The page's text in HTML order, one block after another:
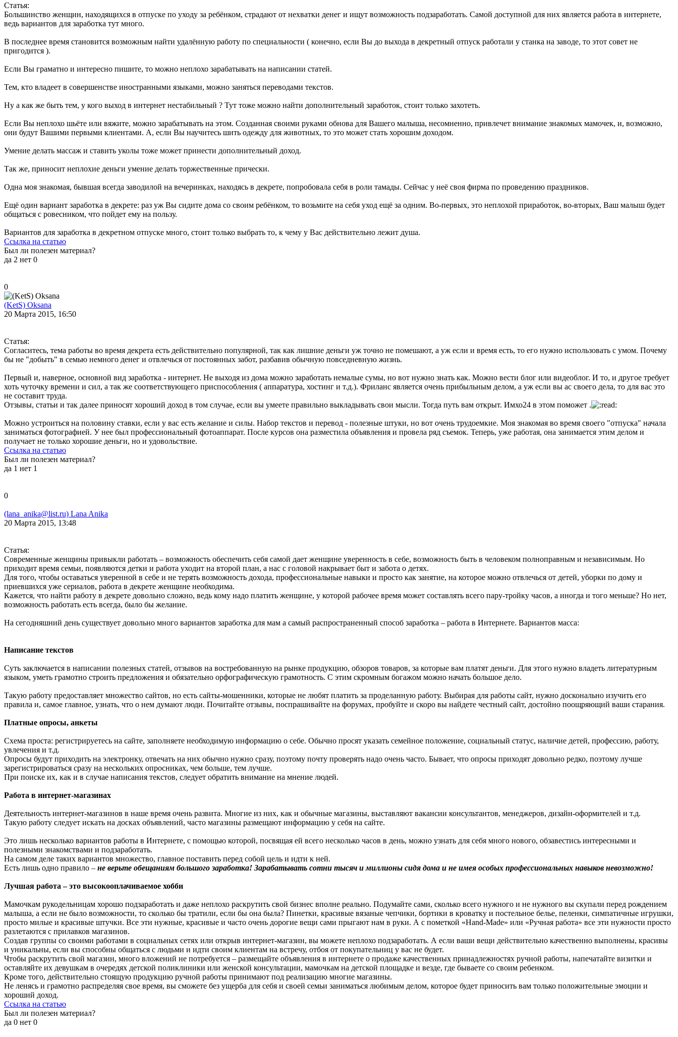
Статья:
Большинство женщин, находящихся в отпуске по уходу за ребёнком, страдают от нехватки денег и ищут возможность подзаработать. Самой доступной для них является работа в интернете,
ведь вариантов для заработка тут много.
В последнее время становится возможным найти удалённую работу по специальности ( конечно, если Вы до выхода в декретный отпуск работали у станка на заводе, то этот совет не
пригодится ).
Если Вы граматно и интересно пишите, то можно неплохо зарабатывать на написании статей.
Тем, кто владеет в совершенстве иностранными языками, можно заняться переводами текстов.
Ну а как же быть тем, у кого выход в интернет нестабильный ? Тут тоже можно найти дополнительный заработок, стоит только захотеть.
Если Вы неплохо шьёте или вяжите, можно зарабатывать на этом. Созданная своими руками обнова для Вашего малыша, несомненно, привлечет внимание знакомых мамочек, и, возможно,
они будут Вашими первыми клиентами. А, если Вы научитесь шить одежду для животных, то это может стать хорошим доходом.
Умение делать массаж и ставить уколы тоже может принести дополнительный доход.
Так же, приносит неплохие деньги умение делать торжественные прически.
Одна моя знакомая, бывшая всегда заводилой на вечеринках, находясь в декрете, попробовала себя в роли тамады. Сейчас у неё своя фирма по проведению праздников.
Ещё один вариант заработка в декрете: раз уж Вы сидите дома со своим ребёнком, то возьмите на себя уход ещё за одним. Во-первых, это неплохой приработок, во-вторых, Ваш малыш будет
общаться с ровесником, что пойдет ему на пользу.
Вариантов для заработка в декретном отпуске много, стоит только выбрать то, к чему у Вас действительно лежит душа.
Ссылка на статью
Был ли полезен материал?
да 2 нет 0
0
(KetS) Oksana
20 Марта 2015, 16:50
Статья:
Согласитесь, тема работы во время декрета есть действительно популярной, так как лишние деньги уж точно не помешают, а уж если и время есть, то его нужно использовать с умом. Почему
бы не "добыть" в семью немного денег и отвлечься от постоянных забот, разбавив обычную повседневную жизнь.
Первый и, наверное, основной вид заработка - интернет. Не выходя из дома можно заработать немалые сумы, но вот нужно знать как. Можно вести блог или видеоблог. И то, и другое требует
хоть чуточку времени и сил, а так же соответствующего приспособления ( аппаратура, хостинг и т.д.). Фриланс является очень прибыльным делом, а уж если вы ас своего дела, то для вас это
не составит труда.
Отзывы, статьи и так далее приносят хороший доход в том случае, если вы умеете правильно выкладывать свои мысли. Тогда путь вам открыт. Имхо24 в этом поможет .
Можно устроиться на половину ставки, если у вас есть желание и силы. Набор текстов и перевод - полезные штуки, но вот очень трудоемкие. Моя знакомая во время своего "отпуска" начала
заниматься фотографией. У нее был профессиональный фотоаппарат. После курсов она разместила объявления и провела ряд съемок. Теперь, уже работая, она занимается этим делом и
получает не только хорошие деньги, но и удовольствие.
Ссылка на статью
Был ли полезен материал?
да 1 нет 1
0
(lana_anika@list.ru) Lana Anika
20 Марта 2015, 13:48
Статья:
Современные женщины привыкли работать – возможность обеспечить себя самой дает женщине уверенность в себе, возможность быть в человеком полноправным и независимым. Но
приходит время семьи, появляются детки и работа уходит на второй план, а нас с головой накрывает быт и забота о детях.
Для того, чтобы оставаться уверенной в себе и не терять возможность дохода, профессиональные навыки и просто как занятие, на которое можно отвлечься от детей, уборки по дому и
приевшихся уже сериалов, работа в декрете женщине необходима.
Кажется, что найти работу в декрете довольно сложно, ведь кому надо платить женщине, у которой рабочее время может составлять всего пару-тройку часов, а иногда и того меньше? Но нет,
возможность работать есть всегда, было бы желание.
На сегодняшний день существует довольно много вариантов заработка для мам а самый распространенный способ заработка – работа в Интернете. Вариантов масса:
Написание текстов
Суть заключается в написании полезных статей, отзывов на востребованную на рынке продукцию, обзоров товаров, за которые вам платят деньги. Для этого нужно владеть литературным
языком, уметь грамотно строить предложения и обязательно орфографическую грамотность. С этим скромным богажом можно начать большое дело.
Такую работу предоставляет множество сайтов, но есть сайты-мошенники, которые не любят платить за проделанную работу. Выбирая для работы сайт, нужно досконально изучить его
правила и, самое главное, узнать, что о нем думают люди. Почитайте отзывы, поспрашивайте на форумах, пробуйте и скоро вы найдете честный сайт, достойно поощряющий ваши старания.
Платные опросы, анкеты
Схема проста: регистрируетесь на сайте, заполняете необходимую информацию о себе. Обычно просят указать семейное положение, социальный статус, наличие детей, профессию, работу,
увлечения и т.д.
Опросы будут приходить на электронку, отвечать на них обычно нужно сразу, поэтому почту проверять надо очень часто. Бывает, что опросы приходят довольно редко, поэтому лучше
зарегистрироваться сразу на нескольких опросниках, чем больше, тем лучше.
При поиске их, как и в случае написания текстов, следует обратить внимание на мнение людей.
Работа в интернет-магазинах
Деятельность интернет-магазинов в наше время очень развита. Многие из них, как и обычные магазины, выставляют вакансии консультантов, менеджеров, дизайн-оформителей и т.д.
Такую работу следует искать на досках объявлений, часто магазины размещают информацию у себя на сайте.
Это лишь несколько вариантов работы в Интернете, с помощью которой, посвящая ей всего несколько часов в день, можно узнать для себя много нового, обзавестись интересными и
полезными знакомствами и подзаработать.
На самом деле таких вариантов множество, главное поставить перед собой цель и идти к ней.
Есть лишь одно правило – не верьте обещаниям большого заработка! Зарабатывать сотни тысяч и миллионы сидя дома и не имея особых профессиональных навыков невозможно!
Лучшая работа – это высокооплачиваемое хобби
Мамочкам рукодельницам хорошо подзаработать и даже неплохо раскрутить свой бизнес вполне реально. Подумайте сами, сколько всего нужного и не нужного вы скупали перед рождением
малыша, а если не было возможности, то сколько бы тратили, если бы она была? Пинетки, красивые вязаные чепчики, бортики в кроватку и постельное белье, пеленки, симпатичные игрушки,
просто милые и красивые штучки. Все эти нужные, красивые и часто очень дорогие вещи сами прыгают нам в руки. А с пометкой «Hand-Made» или «Ручная работа» все эти нужности просто
разлетаются с прилавков магазинов.
Создав группы со своими работами в социальных сетях или открыв интернет-магазин, вы можете неплохо подзаработать. А если ваши вещи действительно качественно выполнены, красивы
и уникальны, если вы способны общаться с людьми и идти своим клиентам на встречу, отбоя от покупательниц у вас не будет.
Чтобы раскрутить свой магазин, много вложений не потребуется – размещайте объявления в интернете о продаже качественных принадлежностях ручной работы, напечатайте визитки и
оставляйте их девушкам в очередях детской поликлиники или женской консультации, мамочкам на детской площадке и везде, где бываете со своим ребенком.
Кроме того, действительно стоящую продукцию ручной работы принимают под реализацию многие магазины.
Не ленясь и грамотно распределяя свое время, вы сможете без ущерба для себя и своей семьи заниматься любимым делом, которое будет приносить вам только положительные эмоции и
хороший доход.
Ссылка на статью
Был ли полезен материал?
да 0 нет 0